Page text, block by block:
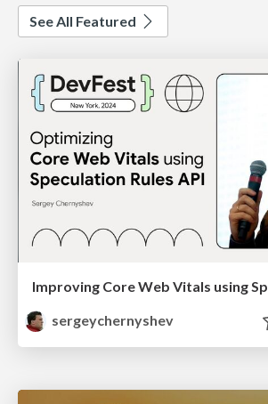
See All Featured
sergeychernyshev